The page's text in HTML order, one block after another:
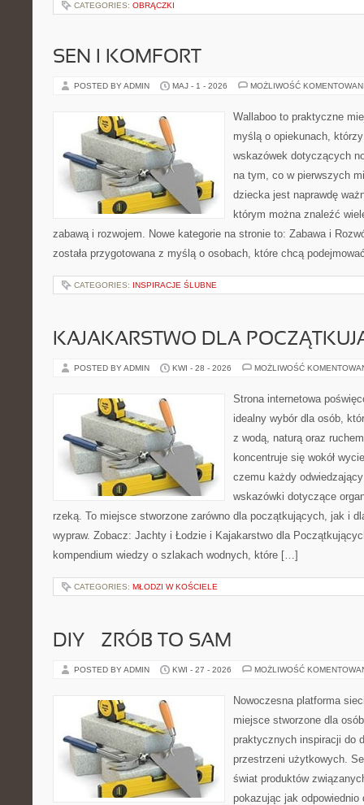
CATEGORIES: OBRĄCZKI
SEN I KOMFORT
POSTED BY ADMIN MAJ - 1 - 2026 MOŻLIWOŚĆ
Wallaboo to praktyczne
myślą o opiekunach,
wskazówek dotyczących
na tym, co w pierwszych
dziecka jest naprawdę
którym można znaleźć
zabawą i rozwojem. Nowe kategorie na stronie to: Zabawa i
została przygotowana z myślą o osobach, które chcą
CATEGORIES: INSPIRACJE ŚLUBNE
KAJAKARSTWO DLA
POSTED BY ADMIN KWI - 28 - 2026 MOŻLIWOŚĆ
Strona internetowa
idealny wybór dla osób,
z wodą, naturą oraz
koncentruje się wokół
czemu każdy
wskazówki dotyczące
rzeką. To miejsce stworzone zarówno dla początkujących, jak i
wypraw. Zobacz: Jachty i Łodzie i Kajakarstwo dla
kompendium wiedzy o szlakach wodnych, które […]
CATEGORIES: MŁODZI W KOŚCIELE
DIY – ZRÓB TO SAM
POSTED BY ADMIN KWI - 27 - 2026 MOŻLIWOŚĆ
Nowoczesna platforma
miejsce stworzone dla
praktycznych inspiracji do
przestrzeni użytkowych.
świat produktów
pokazując jak odpowiednio